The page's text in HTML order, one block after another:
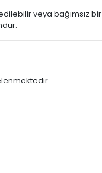
veya bağımsız